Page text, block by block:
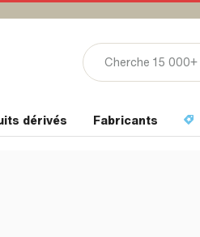
dérivés Fabricants